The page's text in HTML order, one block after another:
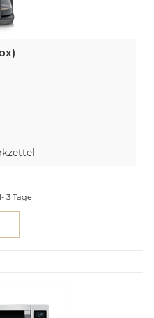
3 Tage